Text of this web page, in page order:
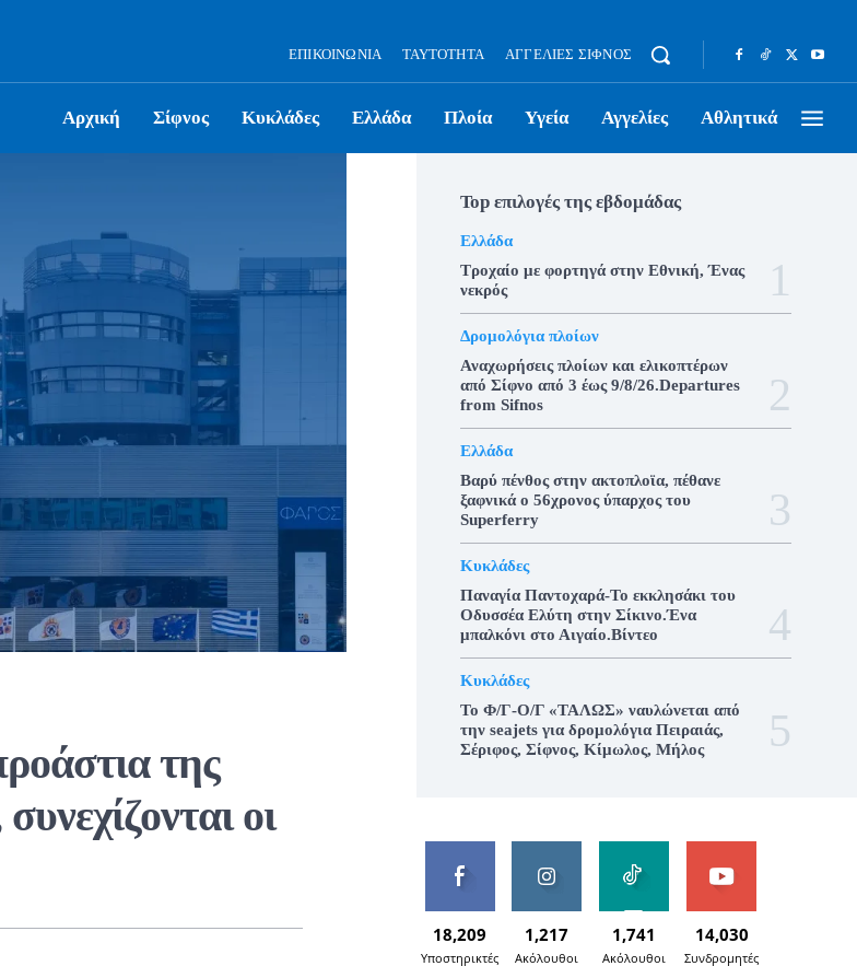
ΕΠΙΚΟΙΝΩΝΊΑ ΤΑΥΤΌΤΗΤΑ ΑΓΓΕΛΊΕΣ ΣΊΦΝΟΣ
Αρχική Σίφνος Κυκλάδες Ελλάδα Πλοία Υγεία Αγγελίες Αθλητικά
της
οι
Top επιλογές της εβδομάδας
Ελλάδα
Τροχαίο με φορτηγά στην Εθνική, Ένας
νεκρός
Δρομολόγια πλοίων
Αναχωρήσεις πλοίων και ελικοπτέρων
από Σίφνο από 3 έως 9/8/26.Departures
from Sifnos
Ελλάδα
Βαρύ πένθος στην ακτοπλοϊα, πέθανε
ξαφνικά ο 56χρονος ύπαρχος του
Superferry
Κυκλάδες
Παναγία Παντοχαρά-Το εκκλησάκι του
Οδυσσέα Ελύτη στην Σίκινο.Ένα
μπαλκόνι στο Αιγαίο.Βίντεο
Κυκλάδες
To Φ/Γ-Ο/Γ «ΤΑΛΩΣ» ναυλώνεται από
την seajets για δρομολόγια Πειραιάς,
Σέριφος, Σίφνος, Κίμωλος, Μήλος
18,209
Υποστηρικτές
1,217
Ακόλουθοι
1,741
Ακόλουθοι
14,030
Συνδρομητές